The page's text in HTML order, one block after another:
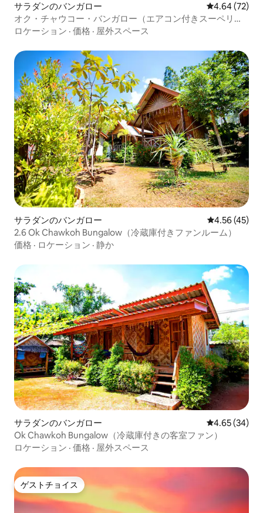
サラダンのバンガロー レビュー72
4.64 (72)
オク・チャウコー・バンガロー（エアコン付きスーペリ
ア）
ロケーション · 価格 · 屋外スペース
サラダンのバンガロー レビュー45
4.56 (45)
2.6 Ok Chawkoh Bungalow（冷蔵庫付きファンルーム）
価格 · ロケーション · 静か
サラダンのバンガロー レビュー34
4.65 (34)
Ok Chawkoh Bungalow（冷蔵庫付きの客室ファン）
ロケーション · 価格 · 屋外スペース
ゲストチョイス
ゲストチョイス